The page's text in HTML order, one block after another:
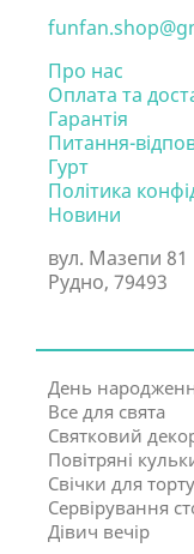
Про нас
Оплата та
Гарантія
Питання-
Гурт
Політика
Новини
вул. Мазепи 81
Рудно, 79493
День
Все для свята
Святковий
Повітряні
Свічки для торту
Сервірування
Дівич вечір